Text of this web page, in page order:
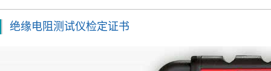
绝缘电阻测试仪检定证书